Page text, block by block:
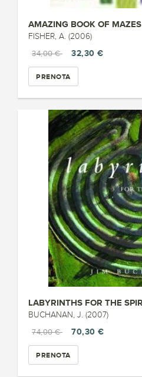
AMAZING BOOK OF MAZES
FISHER, A. (2006)
34,00 €
32,30 €
PRENOTA
LABYRINTHS FOR THE
BUCHANAN, J. (2007)
74,00 €
70,30 €
PRENOTA